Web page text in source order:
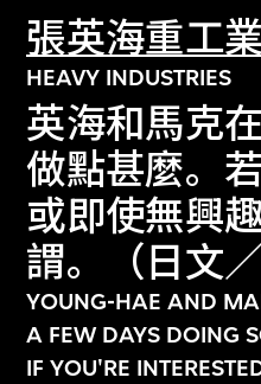
張英海重工業
HEAVY INDUSTRIES
英海和馬克
做點甚麼。
或即使無興
謂。（日文
YOUNG-HAE AND
A FEW DAYS DOING
IF YOU'RE
文化藏品。